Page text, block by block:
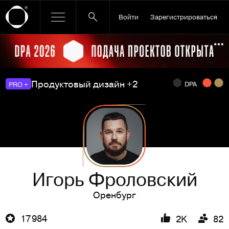
Войти Зарегистрироваться
Ссылка баннера
PRO + Продуктовый дизайн +2 DPA
Игорь Фроловский
Оренбург
17 984
2K 82